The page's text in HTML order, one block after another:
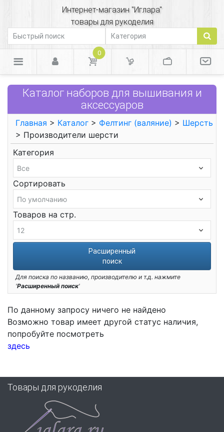
Интернет-магазин "Иглара"
товары для рукоделия
0
Каталог наборов для вышивания и
аксессуаров
Главная > Каталог > Фелтинг (валяние) > Шерсть
> Производители шерсти
Категория
Сортировать
Товаров на стр.
Расширенный
поиск
Для поиска по названию, производителю и т.д. нажмите
'Расширенный поиск'
По данному запросу ничего не найдено
Возможно товар имеет другой статус наличия,
попробуйте посмотреть
здесь
Товары для рукоделия